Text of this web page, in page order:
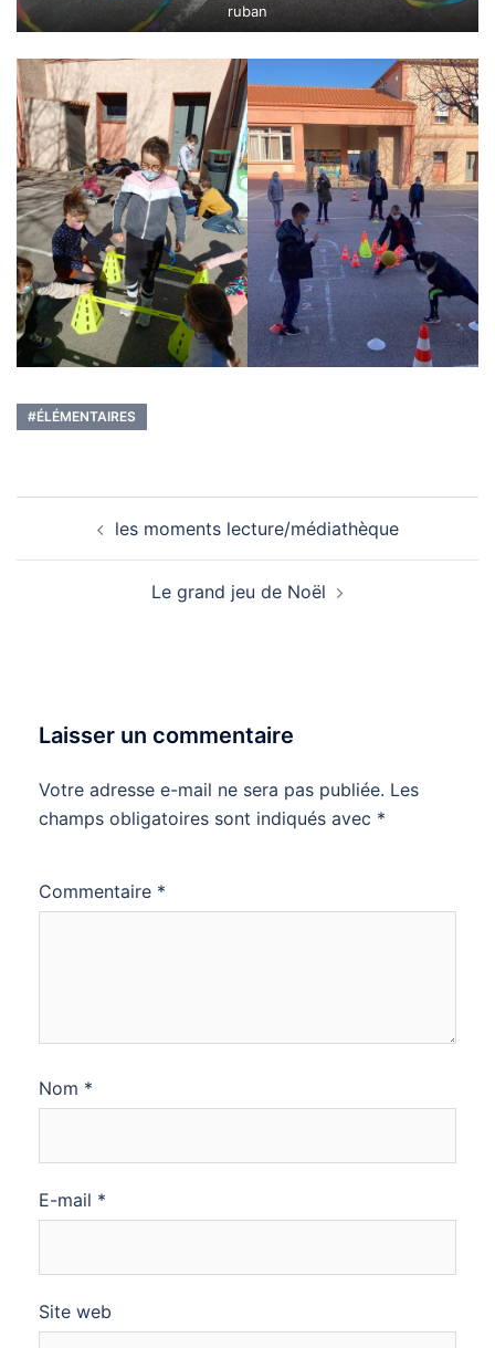
ruban
#ÉLÉMENTAIRES
d’articleles moments lecture/médiathèque
Le grand jeu de Noël
Laisser un commentaire
Votre adresse e-mail ne sera pas publiée. Les
champs obligatoires sont indiqués avec *
Commentaire *
Nom *
E-mail *
Site web